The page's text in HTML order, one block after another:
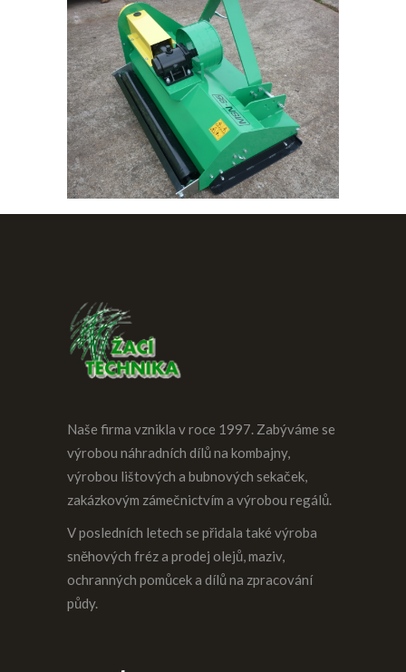
Naše firma vznikla v roce 1997. Zabýváme se
výrobou náhradních dílů na kombajny,
výrobou lištových a bubnových sekaček,
zakázkovým zámečnictvím a výrobou regálů.
V posledních letech se přidala také výroba
sněhových fréz a prodej olejů, maziv,
ochranných pomůcek a dílů na zpracování
půdy.